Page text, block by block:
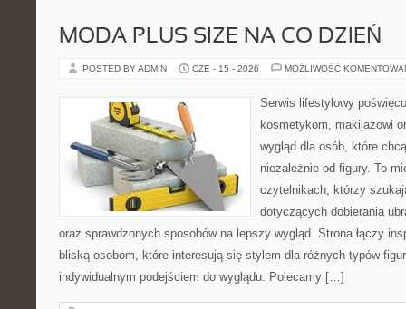
MODA PLUS SIZE NA CO DZIEŃ
POSTED BY ADMIN CZE - 15 - 2026 MOŻLIWOŚĆ
Serwis lifestylowy
kosmetykom, makijażowi
wygląd dla osób, które
niezależnie od figury. To
czytelnikach, którzy
dotyczących dobierania
oraz sprawdzonych sposobów na lepszy wygląd. Strona łączy
bliską osobom, które interesują się stylem dla różnych typów
indywidualnym podejściem do wyglądu. Polecamy […]